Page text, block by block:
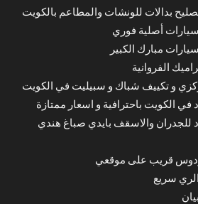
بدالات للونشات والمطاعم بالكويت
أصلية فوري
مبارك الكبير
الفروانية
و تكييف شباك و سبيليت في الكويت
الكويت باحترافية و اسعار ممتازة
والاسقف بايدي صباغ هندي
قريب على موقعي
سريع